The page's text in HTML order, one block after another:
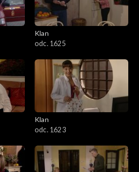
Klan
odc. 1625
Klan
odc. 1623